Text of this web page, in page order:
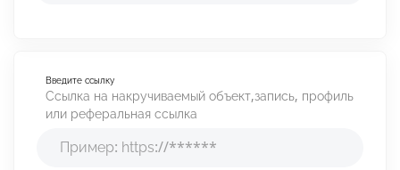
Калькулятор ER
Калькулятор продвижения
Введите ссылку
Ссылка на накручиваемый объект,запись, профиль
или реферальная ссылка